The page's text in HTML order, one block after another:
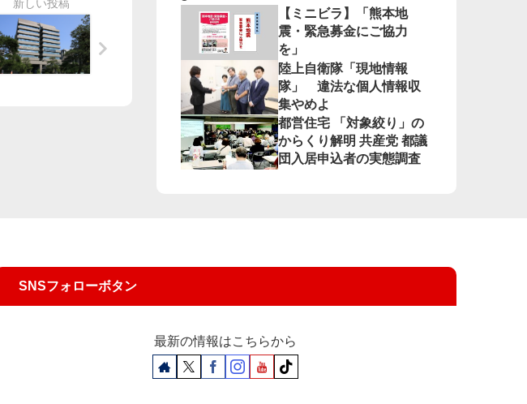
【ミニビラ】「熊本地
震・緊急募金にご協力
を」
陸上自衛隊「現地情報
隊」 違法な個人情報収
集やめよ
都営住宅 「対象絞り」の
からくり解明 共産党 都議
団入居申込者の実態調査
SNSフォローボタン
最新の情報はこちらから